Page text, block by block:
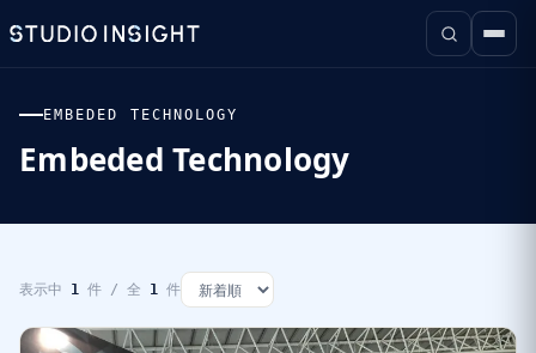
EMBEDED TECHNOLOGY
Embeded Technology
表示中 1 件 / 全 1 件